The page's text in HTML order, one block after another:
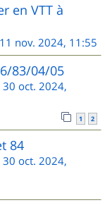
en VTT à
11 nov. 2024, 11:55
83/04/05
30 oct. 2024,
1 2
84
30 oct. 2024,